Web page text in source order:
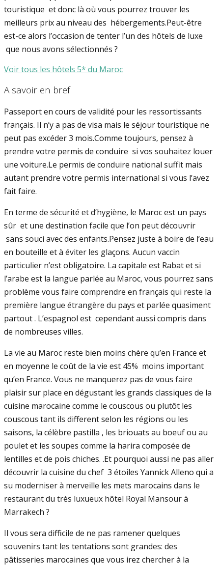
touristique et donc là où vous pourrez trouver les
meilleurs prix au niveau des hébergements.Peut-être
est-ce alors l’occasion de tenter l’un des hôtels de luxe
que nous avons sélectionnés ?
Voir tous les hôtels 5* du Maroc
A savoir en bref
Passeport en cours de validité pour les ressortissants
français. Il n’y a pas de visa mais le séjour touristique ne
peut pas excéder 3 mois.Comme toujours, pensez à
prendre votre permis de conduire si vos souhaitez louer
une voiture.Le permis de conduire national suffit mais
autant prendre votre permis international si vous l’avez
fait faire.
En terme de sécurité et d’hygiène, le Maroc est un pays
sûr et une destination facile que l’on peut découvrir
sans souci avec des enfants.Pensez juste à boire de l’eau
en bouteille et à éviter les glaçons. Aucun vaccin
particulier n’est obligatoire. La capitale est Rabat et si
l’arabe est la langue parlée au Maroc, vous pourrez sans
problème vous faire comprendre en français qui reste la
première langue étrangère du pays et parlée quasiment
partout . L’espagnol est cependant aussi compris dans
de nombreuses villes.
La vie au Maroc reste bien moins chère qu’en France et
en moyenne le coût de la vie est 45% moins important
qu’en France. Vous ne manquerez pas de vous faire
plaisir sur place en dégustant les grands classiques de la
cuisine marocaine comme le couscous ou plutôt les
couscous tant ils different selon les régions ou les
saisons, la célèbre pastilla , les briouats au boeuf ou au
poulet et les soupes comme la harira composée de
lentilles et de pois chiches. .Et pourquoi aussi ne pas aller
découvrir la cuisine du chef 3 étoiles Yannick Alleno qui a
su moderniser à merveille les mets marocains dans le
restaurant du très luxueux hôtel Royal Mansour à
Marrakech ?
Il vous sera difficile de ne pas ramener quelques
souvenirs tant les tentations sont grandes: des
pâtisseries marocaines que vous irez chercher à la